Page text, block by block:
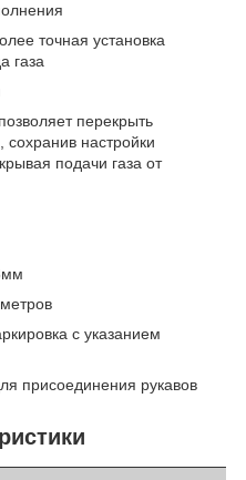
точная установка
газа
перекрыть
сохранив настройки
подачи газа от
с указанием
присоединения рукавов